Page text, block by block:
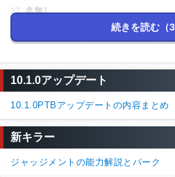
27. 名無し
1這いずり1負傷、残すはゲートのみ
すぎる。アッパーされた鹿の効果を
ラチラオーラが見えるなぁ…と思っ
マイナーパークの戦いでもあった
26. 名無しさん
続きを読む（
10.1.0アップデート
10.1.0PTBアップデートの内容まとめ
新キラー
ジャッジメントの能力解説とパーク